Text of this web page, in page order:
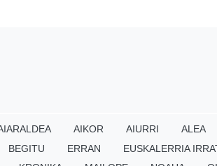
AIKOR AIURRI ALEA
BEGITU
ERRAN EUSKALERRIA